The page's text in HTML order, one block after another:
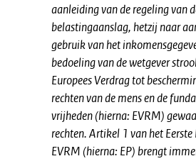
aanleiding van de regeling van
belastingaanslag, hetzij naar
gebruik van het
bedoeling van de wetgever
Europees Verdrag tot
rechten van de mens en de
vrijheden (hierna: EVRM)
rechten. Artikel 1 van het
EVRM (hierna: EP) brengt